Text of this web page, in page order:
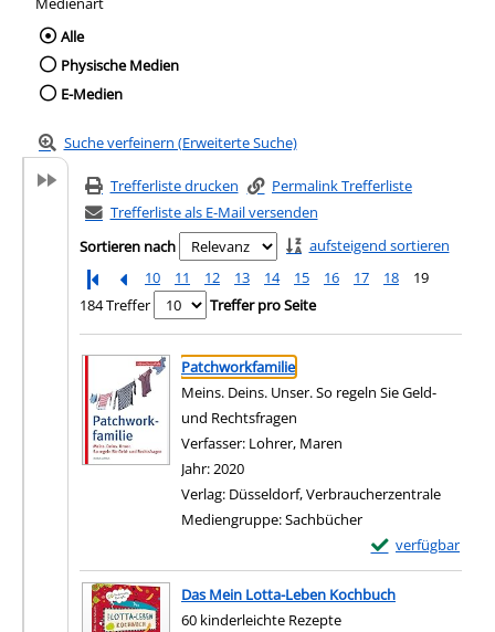
Wählen Sie die Medienart nach der Sie
Alle
Physische Medien
E-Medien
Suche verfeinern (Erweiterte Suche)
Trefferliste drucken
Permalink Trefferliste
Trefferliste als E-Mail versenden
Sortieren nach
aufsteigend sortieren
10
11 12 13 14 15 16 17 18
19
184 Treffer
Treffer pro Seite
Suchergebnis
Zu den Suchfiltern springen
Patchworkfamilie
Meins. Deins. Unser. So regeln Sie Geld-
und Rechtsfragen
Verfasser: Lohrer, Maren
Jahr:2020
Verlag: Düsseldorf, Verbraucherzentrale
Mediengruppe:Sachbücher
verfügbar
Exemplar-
Zum Download
Das Mein Lotta-Leben Kochbuch
60 kinderleichte Rezepte